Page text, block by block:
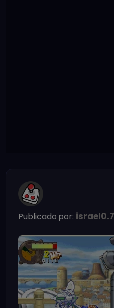
Publicado por: israel0.7